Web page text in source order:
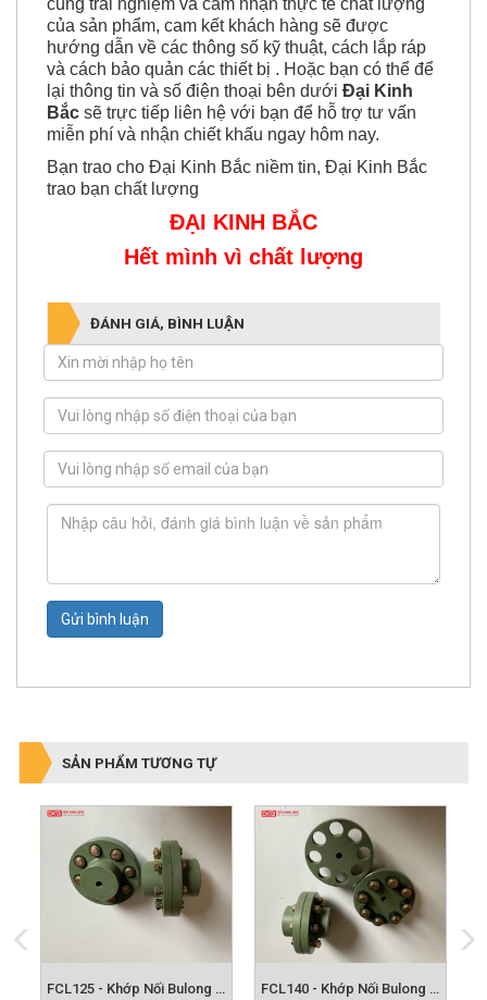
ngay Hotline hoặc Email►cho chúng tôi để
cùng trải nghiệm và cảm nhận thực tế chất lượng
của sản phẩm, cam kết khách hàng sẽ được
hướng dẫn về các thông số kỹ thuật, cách lắp ráp
và cách bảo quản các thiết bị . Hoặc bạn có thể để
lại thông tin và số điện thoại bên dưới Đại Kinh
Bắcsẽ trực tiếp liên hệ với bạn để hỗ trợ tư vấn
miễn phí và nhận chiết khấu ngay hôm nay.
Bạn trao cho Đại Kinh Bắc niềm tin, Đại Kinh Bắc
trao bạn chất lượng
ĐẠI KINH BẮC